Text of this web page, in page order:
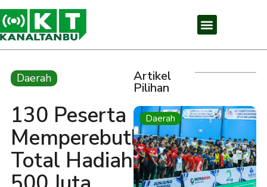
Daerah
130 Peserta
Memperebutkan
Total Hadiah
Artikel
Pilihan
Daerah